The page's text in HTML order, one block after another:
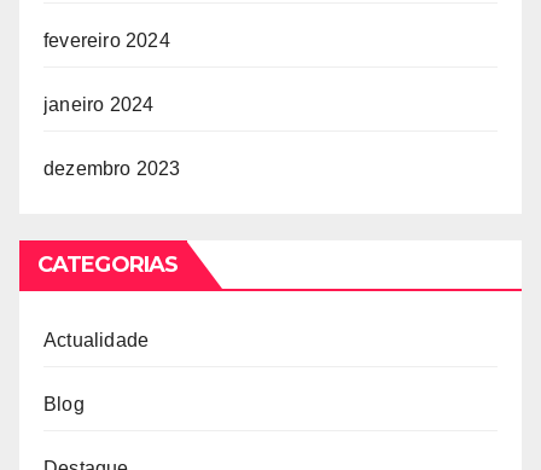
fevereiro 2024
janeiro 2024
dezembro 2023
CATEGORIAS
Actualidade
Blog